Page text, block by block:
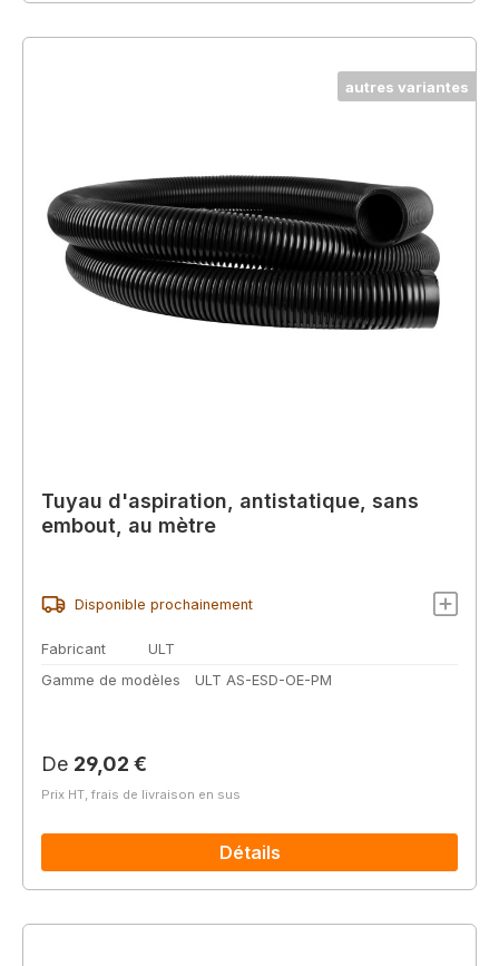
autres variantes
Tuyau d'aspiration, antistatique, sans
embout, au mètre
Disponible prochainement
Fabricant
ULT
Gamme de modèles
ULT AS-ESD-OE-PM
Prix régulier :
De 29,02 €
Prix HT, frais de livraison en sus
Détails